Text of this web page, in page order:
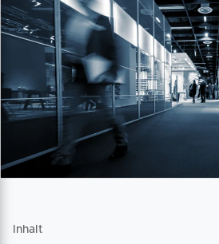
Inhalt